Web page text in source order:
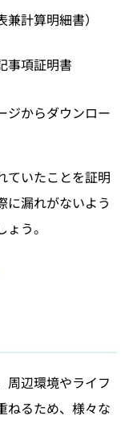
計算明細書）
事項証明書
ジからダウンロー
ていたことを証明
に漏れがないよう
う。
周辺環境やライフ
ねるため、様々な